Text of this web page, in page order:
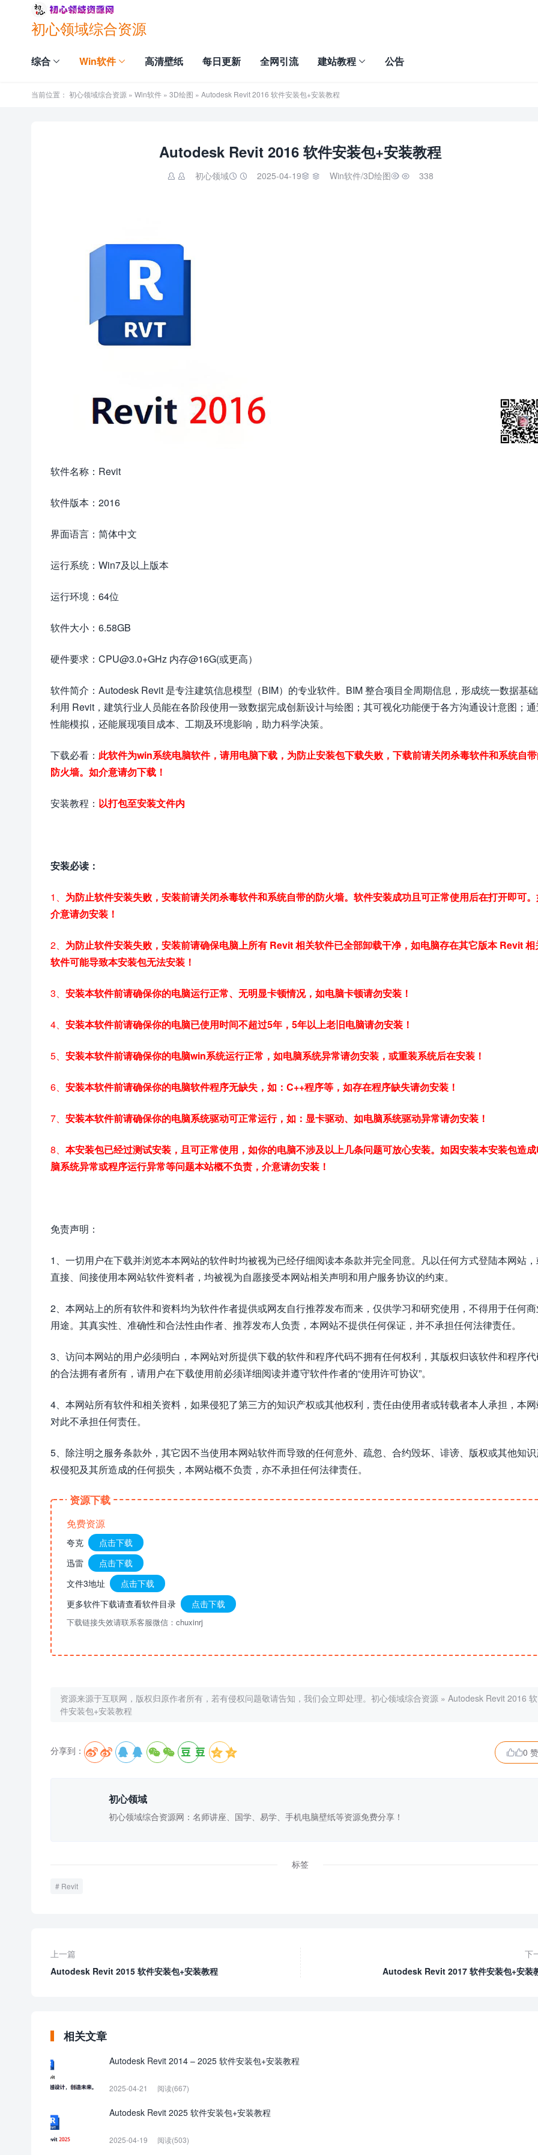
初心领域综合资源
综合 Win软件 高清壁纸 每日更新 全网引流 建站教程 公告
当前位置： 初心领域综合资源 » Win软件 » 3D绘图 » Autodesk Revit 2016 软件安装包+安装教程
Autodesk Revit 2016 软件安装包+安装教程
 初心领域  2025-04-19  Win软件/3D绘图  338
软件名称：Revit
软件版本：2016
界面语言：简体中文
运行系统：Win7及以上版本
运行环境：64位
软件大小：6.58GB
硬件要求：CPU@3.0+GHz 内存@16G(或更高）
软件简介：Autodesk Revit 是专注建筑信息模型（BIM）的专业软件。BIM 整合项目全周期信息，形成统一数据基
利用 Revit，建筑行业人员能在各阶段使用一致数据完成创新设计与绘图；其可视化功能便于各方沟通设计意图；
性能模拟，还能展现项目成本、工期及环境影响，助力科学决策。
下载必看： 此软件为win系统电脑软件，请用电脑下载，为防止安装包下载失败，下载前请关闭杀毒软件和系统自
防火墙。如介意请勿下载！
安装教程： 以打包至安装文件内
安装必读：
1、 为防止软件安装失败，安装前请关闭杀毒软件和系统自带的防火墙。软件安装成功且可正常使用后在打开即可
介意请勿安装！
2、 为防止软件安装失败，安装前请确保电脑上所有 Revit 相关软件已全部卸载干净，如电脑存在其它版本 Revit 相
软件可能导致本安装包无法安装！
3、 安装本软件前请确保你的电脑运行正常、无明显卡顿情况，如电脑卡顿请勿安装！
4、 安装本软件前请确保你的电脑已使用时间不超过5年，5年以上老旧电脑请勿安装！
5、 安装本软件前请确保你的电脑win系统运行正常，如电脑系统异常请勿安装，或重装系统后在安装！
6、 安装本软件前请确保你的电脑软件程序无缺失，如：C++程序等，如存在程序缺失请勿安装！
7、 安装本软件前请确保你的电脑系统驱动可正常运行，如：显卡驱动、如电脑系统驱动异常请勿安装！
8、 本安装包已经过测试安装，且可正常使用，如你的电脑不涉及以上几条问题可放心安装。如因安装本安装包造
脑系统异常或程序运行异常等问题本站概不负责，介意请勿安装！
免责声明：
1、一切用户在下载并浏览本本网站的软件时均被视为已经仔细阅读本条款并完全同意。凡以任何方式登陆本网站
直接、间接使用本网站软件资料者，均被视为自愿接受本网站相关声明和用户服务协议的约束。
2、本网站上的所有软件和资料均为软件作者提供或网友自行推荐发布而来，仅供学习和研究使用，不得用于任何
用途。其真实性、准确性和合法性由作者、推荐发布人负责，本网站不提供任何保证，并不承担任何法律责任。
3、访问本网站的用户必须明白，本网站对所提供下载的软件和程序代码不拥有任何权利，其版权归该软件和程序
的合法拥有者所有，请用户在下载使用前必须详细阅读并遵守软件作者的“使用许可协议”。
4、本网站所有软件和相关资料，如果侵犯了第三方的知识产权或其他权利，责任由使用者或转载者本人承担，本
对此不承担任何责任。
5、除注明之服务条款外，其它因不当使用本网站软件而导致的任何意外、疏忽、合约毁坏、诽谤、版权或其他知
权侵犯及其所造成的任何损失，本网站概不负责，亦不承担任何法律责任。
资源下载
免费资源
夸克
点击下载
迅雷
点击下载
文件3地址
点击下载
更多软件下载请查看软件目录
点击下载
下载链接失效请联系客服微信：chuxinrj
资源来源于互联网，版权归原作者所有，若有侵权问题敬请告知，我们会立即处理。 初心领域综合资源 » Autodesk Revit 2016 软
件安装包+安装教程
分享到：      0 赞
初心领域
初心领域综合资源网：名师讲座、国学、易学、手机电脑壁纸等资源免费分享！
标签
Revit
上一篇
Autodesk Revit 2015 软件安装包+安装教程
下
Autodesk Revit 2017 软件安装包+安装
相关文章
Autodesk Revit 2014 – 2025 软件安装包+安装教程
2025-04-21 阅读(667)
Autodesk Revit 2025 软件安装包+安装教程
2025-04-19 阅读(503)